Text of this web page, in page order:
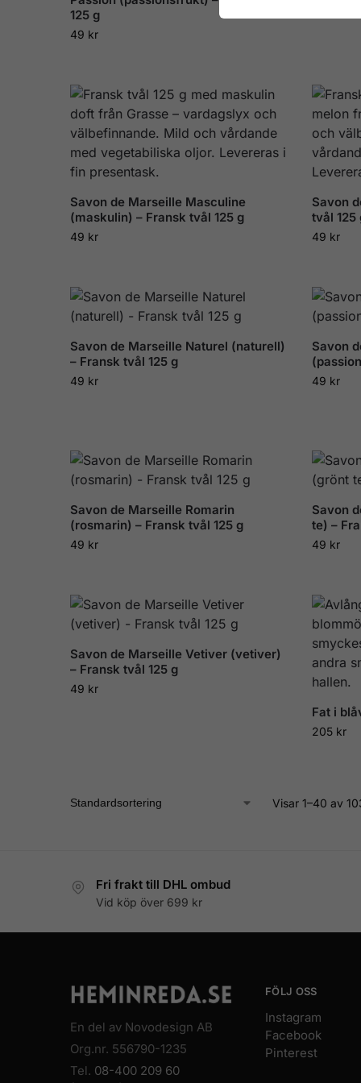
125 g
49 kr
Savon de Marseille Masculine
(maskulin) – Fransk tvål 125 g
49 kr
Savon
tvål 125
49 kr
Savon de Marseille Naturel (naturell)
– Fransk tvål 125 g
49 kr
Savon
49 kr
Savon de Marseille Romarin
(rosmarin) – Fransk tvål 125 g
49 kr
Savon
te) –
49 kr
Savon de Marseille Vetiver (vetiver)
– Fransk tvål 125 g
49 kr
Fat i
205 kr
Visar 1–40 av
Fri frakt till DHL ombud
Vid köp över 699 kr
En del av Novodesign AB
Org.nr. 556790-1235
Tel. 08-400 209 60
FÖLJ OSS
Instagram
Facebook
Pinterest